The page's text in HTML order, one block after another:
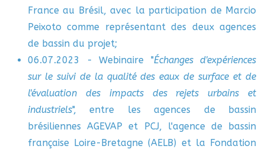
France au Brésil, avec la participation de Marcio
Peixoto comme représentant des deux agences
de bassin du projet;
06.07.2023 - Webinaire "Échanges d'expériences
sur le suivi de la qualité des eaux de surface et de
l'évaluation des impacts des rejets urbains et
industriels", entre les agences de bassin
brésiliennes AGEVAP et PCJ, l'agence de bassin
française Loire-Bretagne (AELB) et la Fondation